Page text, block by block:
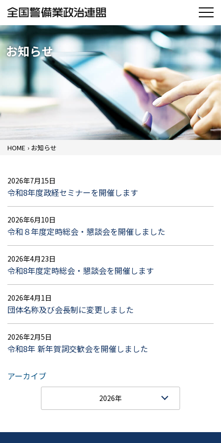
お知らせ
HOME › お知らせ
2026年7月15日
令和8年度政経セミナーを開催します
2026年6月10日
令和８年度定時総会・懇談会を開催しました
2026年4月23日
令和8年度定時総会・懇談会を開催します
2026年4月1日
団体名称及び会長制に変更しました
2026年2月5日
令和8年 新年賀詞交歓会を開催しました
アーカイブ
2026年